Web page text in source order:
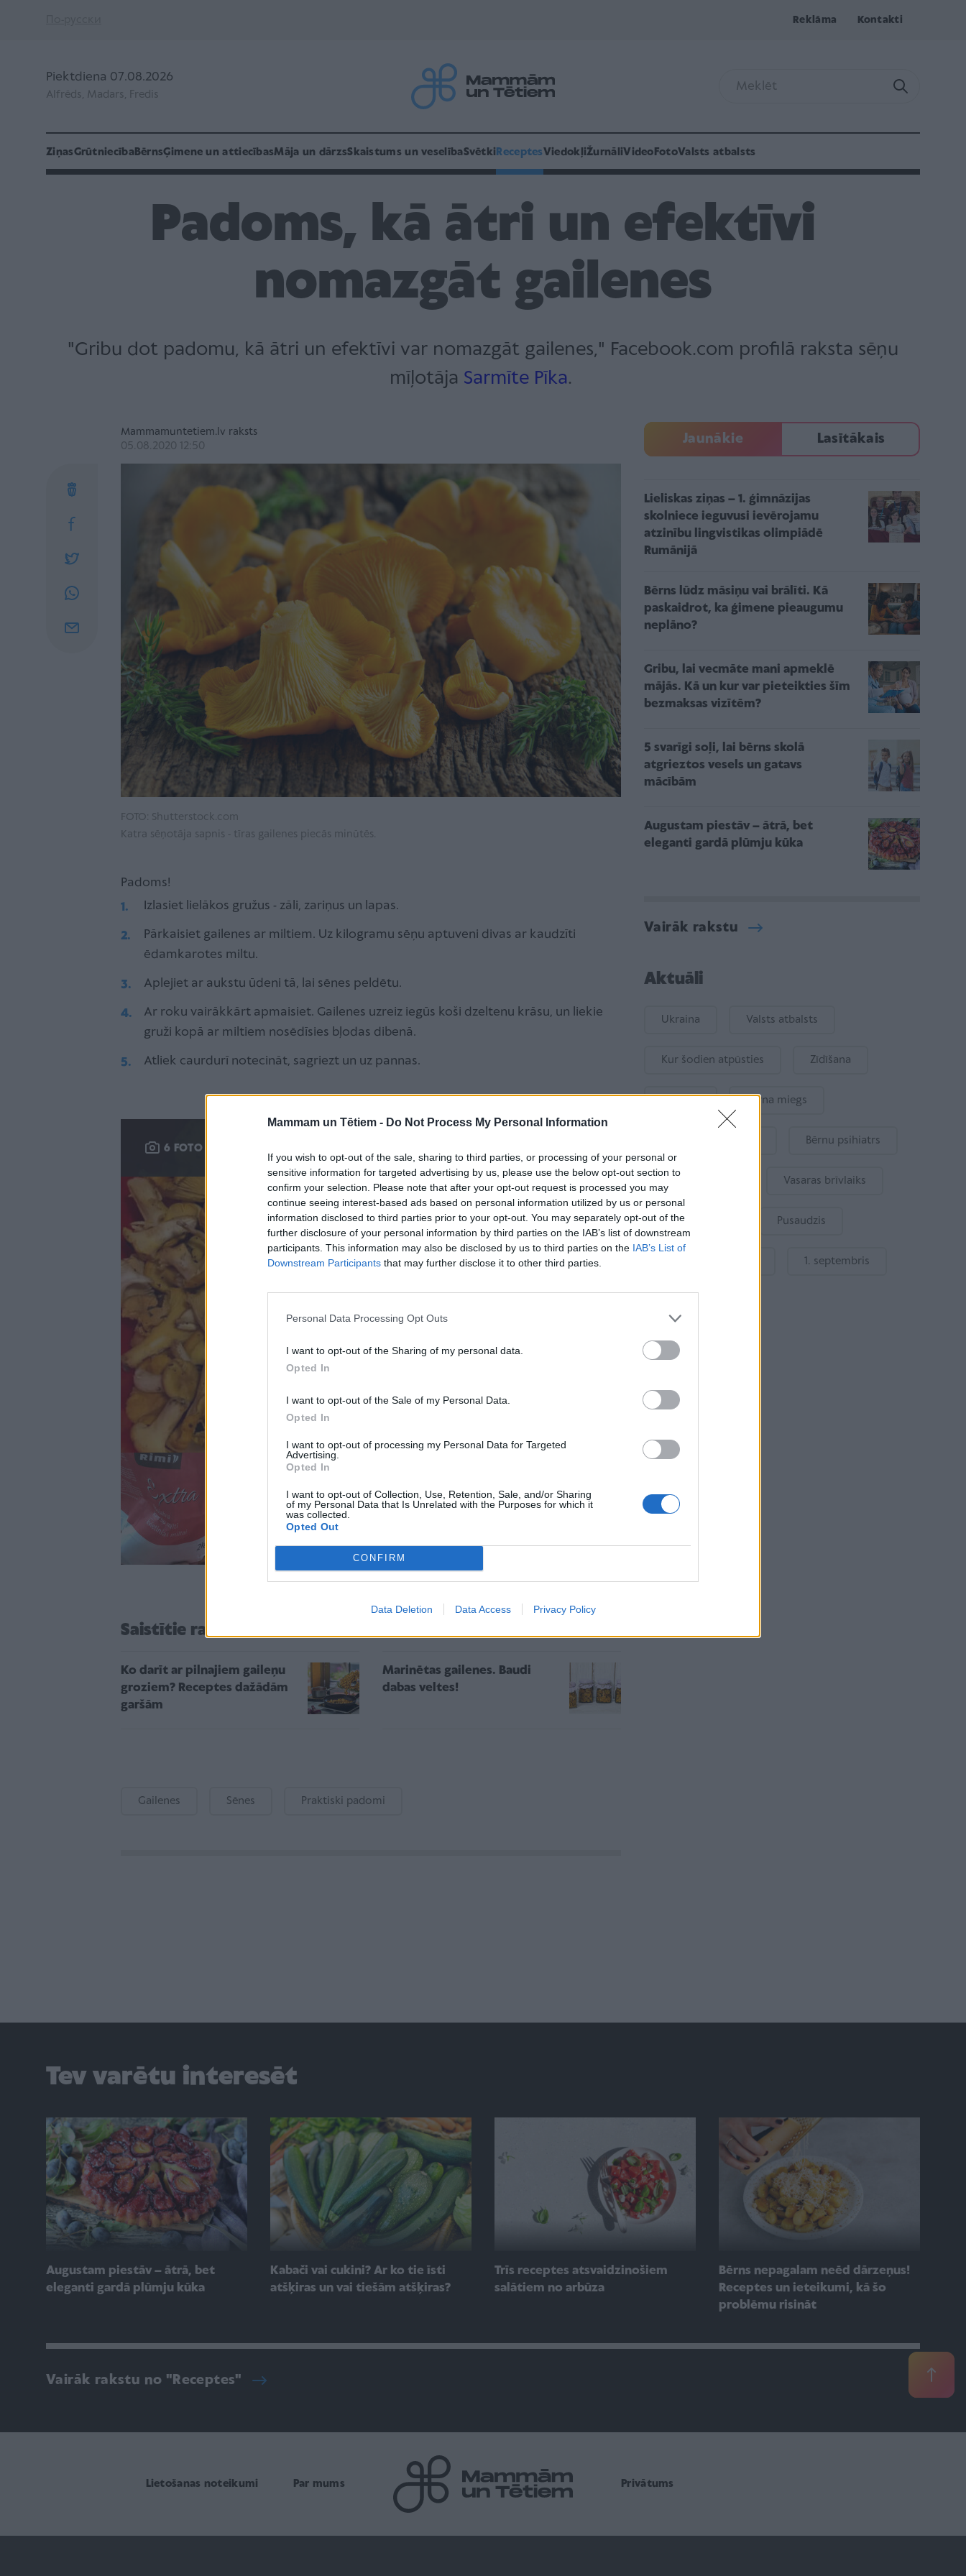
Mammam un Tētiem - Do Not Process My Personal Information
If you wish to opt-out of the sale, sharing to third parties, or processing of your personal or
sensitive information for targeted advertising by us, please use the below opt-out section to
confirm your selection. Please note that after your opt-out request is processed you may
continue seeing interest-based ads based on personal information utilized by us or personal
information disclosed to third parties prior to your opt-out. You may separately opt-out of the
further disclosure of your personal information by third parties on the IAB’s list of downstream
participants. This information may also be disclosed by us to third parties on the IAB’s List of
Downstream Participants that may further disclose it to other third parties.
Personal Data Processing Opt Outs
I want to opt-out of the Sharing of my personal data.
Opted In
I want to opt-out of the Sale of my Personal Data.
Opted In
I want to opt-out of processing my Personal Data for Targeted
Advertising.
Opted In
I want to opt-out of Collection, Use, Retention, Sale, and/or Sharing
of my Personal Data that Is Unrelated with the Purposes for which it
was collected.
Opted Out
CONFIRM
Data Deletion Data Access Privacy Policy
Reklāma Kontakti
Piektdiena 07.08.2026
Alfrēds, Madars, Fredis
ZiņasGrūtniecībaBērnsĢimene un attiecībasMāja un dārzsSkaistums un veselībaSvētki ReceptesViedokļiŽurnāliVideo FotoValsts atbalsts
Padoms, kā ātri un efektīvi
nomazgāt gailenes
"Gribu dot padomu, kā ātri un efektīvi var nomazgāt gailenes," Facebook.com profilā raksta sēņu
mīļotāja Sarmīte Pīka.
Mammamuntetiem.lv raksts
05.08.2020 12:50
FOTO: Shutterstock.com
Katra sēņotāja sapnis - tīras gailenes piecās minūtēs.
Padoms!
Izlasiet lielākos gružus - zāli, zariņus un lapas.
Pārkaisiet gailenes ar miltiem. Uz kilogramu sēņu aptuveni divas ar kaudzīti
ēdamkarotes miltu.
Aplejiet ar aukstu ūdeni tā, lai sēnes peldētu.
Ar roku vairākkārt apmaisiet. Gailenes uzreiz iegūs koši dzeltenu krāsu, un liekie
gruži kopā ar miltiem nosēdīsies bļodas dibenā.
Atliek caurdurī notecināt, sagriezt un uz pannas.
6 FOTO
+ 2
Saistītie raksti
Ko darīt ar pilnajiem gaileņu
groziem? Receptes dažādām
garšām
Marinētas gailenes. Baudi
dabas veltes!
Gailenes Sēnes Praktiski padomi
Jaunākie Lasītākais
Lieliskas ziņas – 1. ģimnāzijas
skolniece ieguvusi ievērojamu
atzinību lingvistikas olimpiādē
Rumānijā
Bērns lūdz māsiņu vai brālīti. Kā
paskaidrot, ka ģimene pieaugumu
neplāno?
Gribu, lai vecmāte mani apmeklē
mājās. Kā un kur var pieteikties šīm
bezmaksas vizītēm?
5 svarīgi soļi, lai bērns skolā
atgrieztos vesels un gatavs
mācībām
Augustam piestāv – ātrā, bet
eleganti gardā plūmju kūka
Vairāk rakstu
Aktuāli
Ukraina Valsts atbalsts
Kur šodien atpūsties Zīdīšana
Bērna miegs
Bērnu psihiatrs
Vasaras brīvlaiks
Bērnu drošība Pusaudzis
1. septembris
Tev varētu interesēt
Augustam piestāv – ātrā, bet
eleganti gardā plūmju kūka
Kabači vai cukini? Ar ko tie īsti
atšķiras un vai tiešām atšķiras?
Trīs receptes atsvaidzinošiem
salātiem no arbūza
Bērns nepagalam neēd dārzeņus!
Receptes un ieteikumi, kā šo
problēmu risināt
Vairāk rakstu no "Receptes"
Lietošanas noteikumi Par mums Privātums